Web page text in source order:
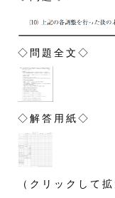
◇問題全文◇
◇解答用紙◇
（クリックして拡